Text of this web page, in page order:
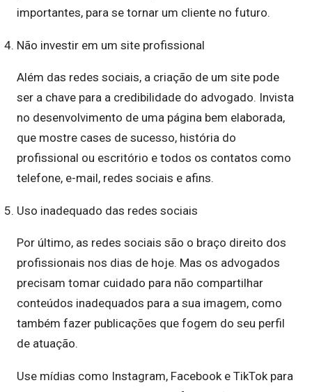
importantes, para se tornar um cliente no futuro.
Não investir em um site profissional
Além das redes sociais, a criação de um site pode
ser a chave para a credibilidade do advogado. Invista
no desenvolvimento de uma página bem elaborada,
que mostre cases de sucesso, história do
profissional ou escritório e todos os contatos como
telefone, e-mail, redes sociais e afins.
Uso inadequado das redes sociais
Por último, as redes sociais são o braço direito dos
profissionais nos dias de hoje. Mas os advogados
precisam tomar cuidado para não compartilhar
conteúdos inadequados para a sua imagem, como
também fazer publicações que fogem do seu perfil
de atuação.
Use mídias como Instagram, Facebook e TikTok para